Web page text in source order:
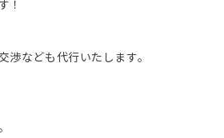
！
なども代行いたします。